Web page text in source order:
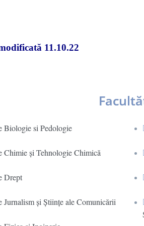
11.10.22
Biologie si Pedologie
Chimie şi Tehnologie Chimică
Drept
Jurnalism şi Ştiinţe ale Comunicării